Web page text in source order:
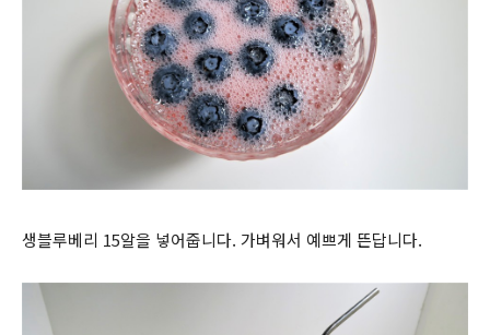
생블루베리 15알을 넣어줍니다. 가벼워서 예쁘게 뜬답니다.